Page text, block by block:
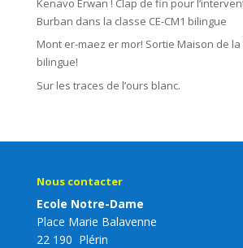
Kenavo Erwan ! Clap de fin pour
Burban dans la classe CE-CM1 bilingue
Mont er-maez er mor! Sortie Maison de
bilingue!
Sur les traces de l’ours blanc.
Nous contacter
Ecole Notre-Dame
Place Marie Balavenne
22 190 Plérin